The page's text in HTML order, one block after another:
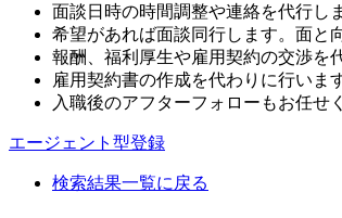
面談日時の時間調整や連絡を代行し
希望があれば面談同行します。面と
報酬、福利厚生や雇用契約の交渉を
雇用契約書の作成を代わりに行います
入職後のアフターフォローもお任せ
エージェント型登録
検索結果一覧に戻る